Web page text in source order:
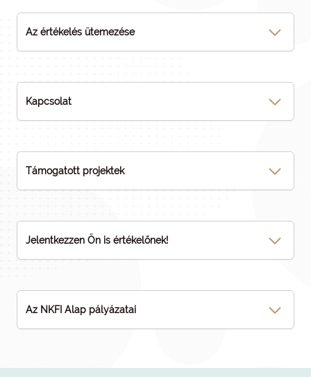
Az értékelés ütemezése
Kapcsolat
Támogatott projektek
Jelentkezzen Ön is értékelőnek!
Az NKFI Alap pályázatai